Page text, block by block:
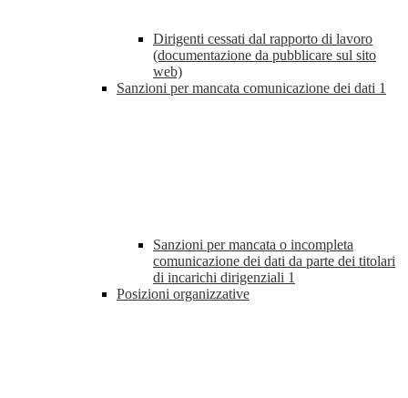
Dirigenti cessati dal rapporto di lavoro
(documentazione da pubblicare sul sito
web)
Sanzioni per mancata comunicazione dei dati 1
Sanzioni per mancata o incompleta
comunicazione dei dati da parte dei titolari
di incarichi dirigenziali 1
Posizioni organizzative